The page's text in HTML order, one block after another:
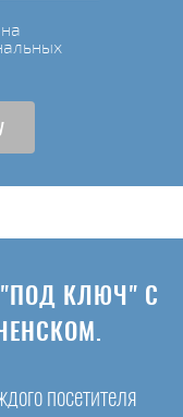
"ПОД КЛЮЧ" С
посетителя